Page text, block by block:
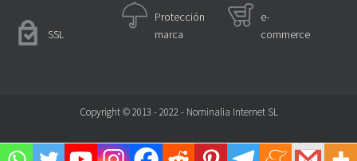
SSL
Protección
marca
e-
commerce
Copyright © 2013 - 2022 - Nominalia Internet SL